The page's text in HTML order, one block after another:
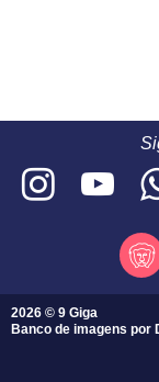
2026 © 9 Giga
Banco de imagens por